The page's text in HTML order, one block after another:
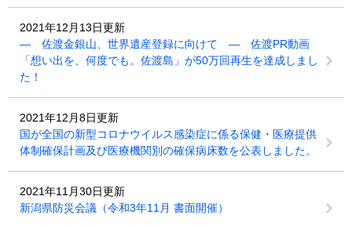
2021年12月13日更新
― 佐渡金銀山、世界遺産登録に向けて ― 佐渡PR動画
「想い出を、何度でも。佐渡島」が50万回再生を達成しまし
た！
2021年12月8日更新
国が全国の新型コロナウイルス感染症に係る保健・医療提供
体制確保計画及び医療機関別の確保病床数を公表しました。
2021年11月30日更新
新潟県防災会議（令和3年11月 書面開催）